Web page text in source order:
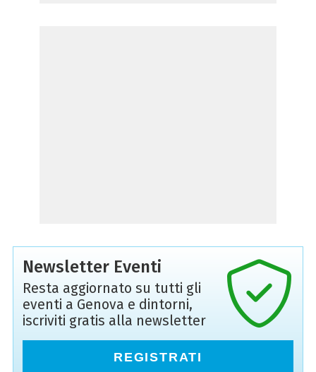
Newsletter Eventi
Resta aggiornato su tutti gli
eventi a Genova e dintorni,
iscriviti gratis alla newsletter
REGISTRATI